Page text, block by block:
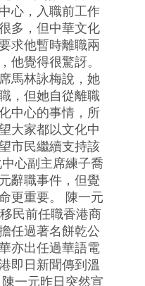
心，入職前工作
多，但中華文化
求他暫時離職兩
他覺得很驚訝。
馬林詠梅說，她
，但她自從離職
中心的事情，所
大家都以文化中
市民繼續支持該
心副主席練子喬
辭職事件，但覺
更重要。 陳一元
民前任職香港商
任過著名餅乾公
亦出任過華語電
即日新聞傳到溫
一元昨日突然宣